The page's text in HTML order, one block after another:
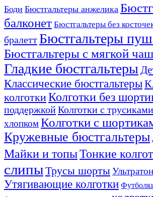
Боди Бюстгальтеры анжелика
балконет Бюстгальтеры без
бралеттБюстгальтеры
Бюстгальтеры с мягкой
Гладкие бюстгальтеры
Классические бюстгальтеры
колготкиКолготки без
поддержкойКолготки с трусиками
хлопкомКолготки с
Кружевные бюстгальтеры
Майки и топыТонкие
слипыТрусы шорты
Утягивающие колготки